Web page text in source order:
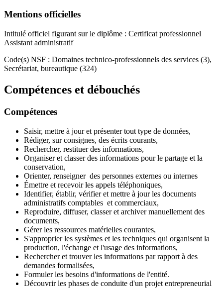
Mentions officielles
Intitulé officiel figurant sur le diplôme : Certificat professionnel
Assistant administratif
Code(s) NSF : Domaines technico-professionnels des services (3),
Secrétariat, bureautique (324)
Compétences et débouchés
Compétences
Saisir, mettre à jour et présenter tout type de données,
Rédiger, sur consignes, des écrits courants,
Rechercher, restituer des informations,
Organiser et classer des informations pour le partage et la
conservation,
Orienter, renseigner des personnes externes ou internes
Émettre et recevoir les appels téléphoniques,
Identifier, établir, vérifier et mettre à jour les documents
administratifs comptables et commerciaux,
Reproduire, diffuser, classer et archiver manuellement des
documents,
Gérer les ressources matérielles courantes,
S'approprier les systèmes et les techniques qui organisent la
production, l'échange et l'usage des informations,
Rechercher et trouver les informations par rapport à des
demandes formalisées,
Formuler les besoins d'informations de l'entité.
Découvrir les phases de conduite d'un projet entrepreneurial